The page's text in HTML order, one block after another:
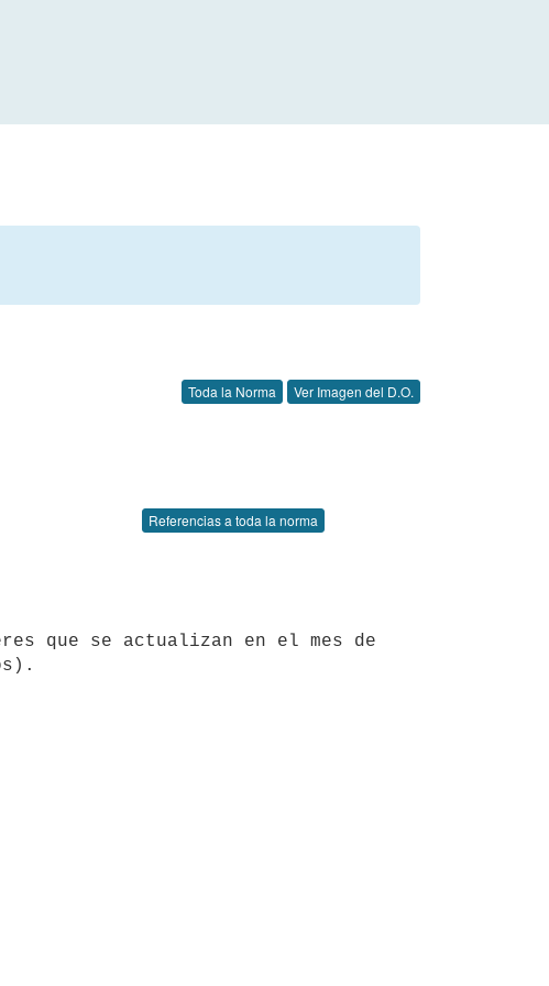
Toda la Norma Ver Imagen del D.O.
Referencias a toda la norma